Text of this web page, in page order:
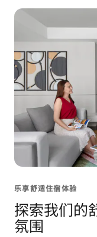
乐享舒适住宿体验
探索我们的
氛围